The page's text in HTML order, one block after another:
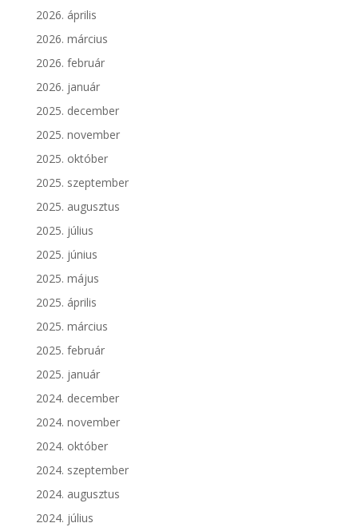
2026. április
2026. március
2026. február
2026. január
2025. december
2025. november
2025. október
2025. szeptember
2025. augusztus
2025. július
2025. június
2025. május
2025. április
2025. március
2025. február
2025. január
2024. december
2024. november
2024. október
2024. szeptember
2024. augusztus
2024. július